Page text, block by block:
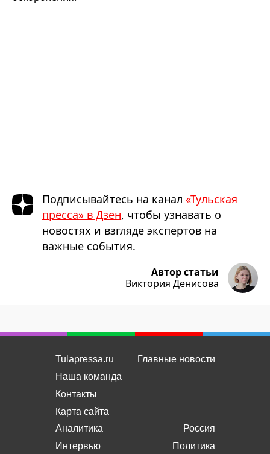
Подписывайтесь на канал «Тульская
пресса» в Дзен, чтобы узнавать о
новостях и взгляде экспертов на
важные события.
Автор статьи
Виктория Денисова
Tulapressa.ru
Наша команда
Контакты
Карта сайта
Главные новости
Аналитика
Интервью
Россия
Политика